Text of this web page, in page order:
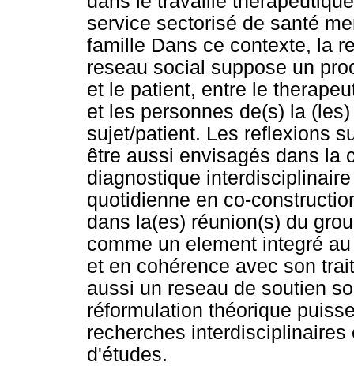
service sectorisé de santé
famille Dans ce contexte, la
reseau social suppose un
et le patient, entre le
et les personnes de(s) la
sujet/patient. Les reflexions
être aussi envisagés dans la
diagnostique
quotidienne en co-
dans la(es) réunion(s) du
comme un element integré
et en cohérence avec son
aussi un reseau de soutien
réformulation théorique
recherches
d'études.